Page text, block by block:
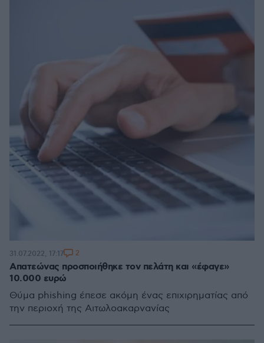
Απατεώνας προσποιήθηκε τον πελάτη και «έφαγε»
10.000 ευρώ
Θύμα phishing έπεσε ακόμη ένας επιχιρηματίας από
την περιοχή της Αιτωλοακαρνανίας
31.07.2022, 17:17 2